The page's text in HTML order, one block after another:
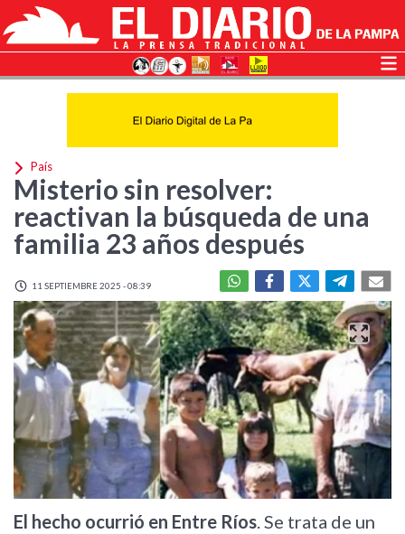
País
Misterio sin resolver:
reactivan la búsqueda de una
familia 23 años después
11 SEPTIEMBRE 2025 - 08:39
El hecho ocurrió en Entre Ríos. Se trata de un